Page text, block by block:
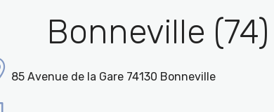
Bonneville (74)
85 Avenue de la Gare 74130 Bonneville